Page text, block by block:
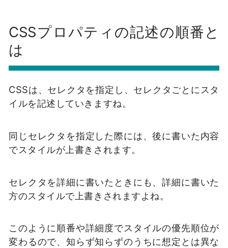
CSSプロパティの記述の順番と
は
CSSは、セレクタを指定し、セレクタごとにスタ
イルを記述していきますね。
同じセレクタを指定した際には、後に書いた内容
でスタイルが上書きされます。
セレクタを詳細に書いたときにも、詳細に書いた
方のスタイルで上書きされますよね。
このように順番や詳細度でスタイルの優先順位が
変わるので、知らず知らずのうちに想定とは異な